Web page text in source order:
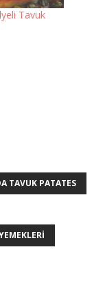
Tavuk
TAVUK PATATES